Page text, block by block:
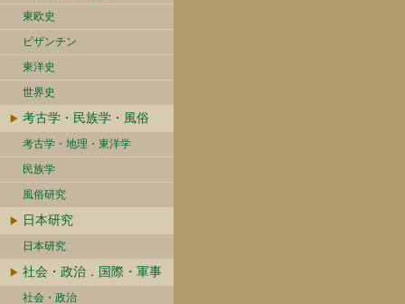
東欧史
ビザンチン
東洋史
世界史
考古学・民族学・風俗
考古学・地理・東洋学
民族学
風俗研究
日本研究
日本研究
社会・政治．国際・軍事
社会・政治